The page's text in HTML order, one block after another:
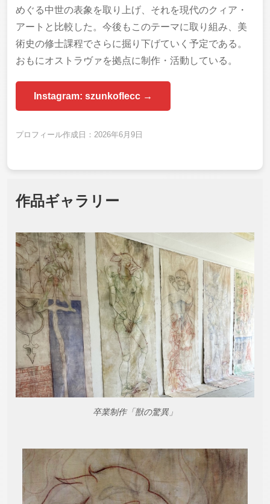
めぐる中世の表象を取り上げ、それを現代のクィア・
アートと比較した。今後もこのテーマに取り組み、美
術史の修士課程でさらに掘り下げていく予定である。
おもにオストラヴァを拠点に制作・活動している。
Instagram: szunkoflecc →
プロフィール作成日：2026年6月9日
作品ギャラリー
卒業制作「獣の驚異」